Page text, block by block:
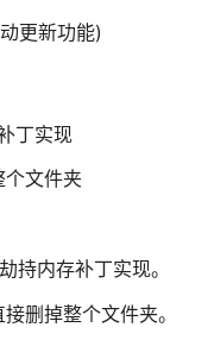
更新功能)
丁实现
文件夹
内存补丁实现。
删掉整个文件夹。